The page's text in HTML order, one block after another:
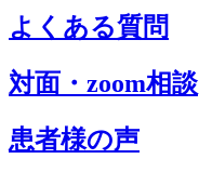
よくある質問
対面・zoom相談
患者様の声